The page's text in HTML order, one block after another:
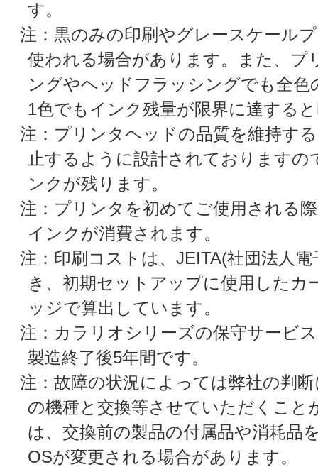
す。
注：黒のみの印刷やグレースケール
使われる場合があります。また、プ
ングやヘッドフラッシングでも全
1色でもインク残量が限界に達する
注：プリンタヘッドの品質を維持す
止するように設計されております
ンクが残ります。
注：プリンタを初めてご使用される
インクが消費されます。
注：印刷コストは、JEITA(社団法人
き、初期セットアップに使用した
ッジで算出しています。
注：カラリオシリーズの保守サービ
製造終了後5年間です。
注：故障の状況によっては弊社の判
の機種と交換等させていただくこと
は、交換前の製品の付属品や消耗品
OSが変更される場合があります。